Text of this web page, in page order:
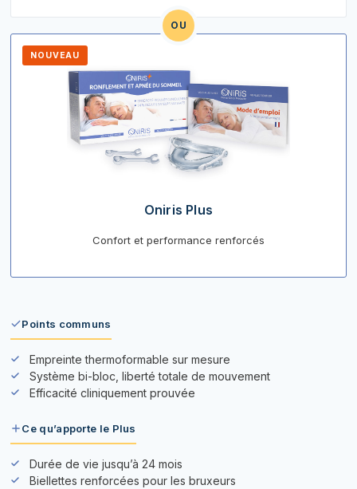
NOUVEAU
Oniris Plus
Confort et performance renforcés
OU
Points communs
Empreinte thermoformable sur mesure
Système bi-bloc, liberté totale de mouvement
Efficacité cliniquement prouvée
Ce qu’apporte le Plus
Durée de vie jusqu’à 24 mois
Biellettes renforcées pour les bruxeurs